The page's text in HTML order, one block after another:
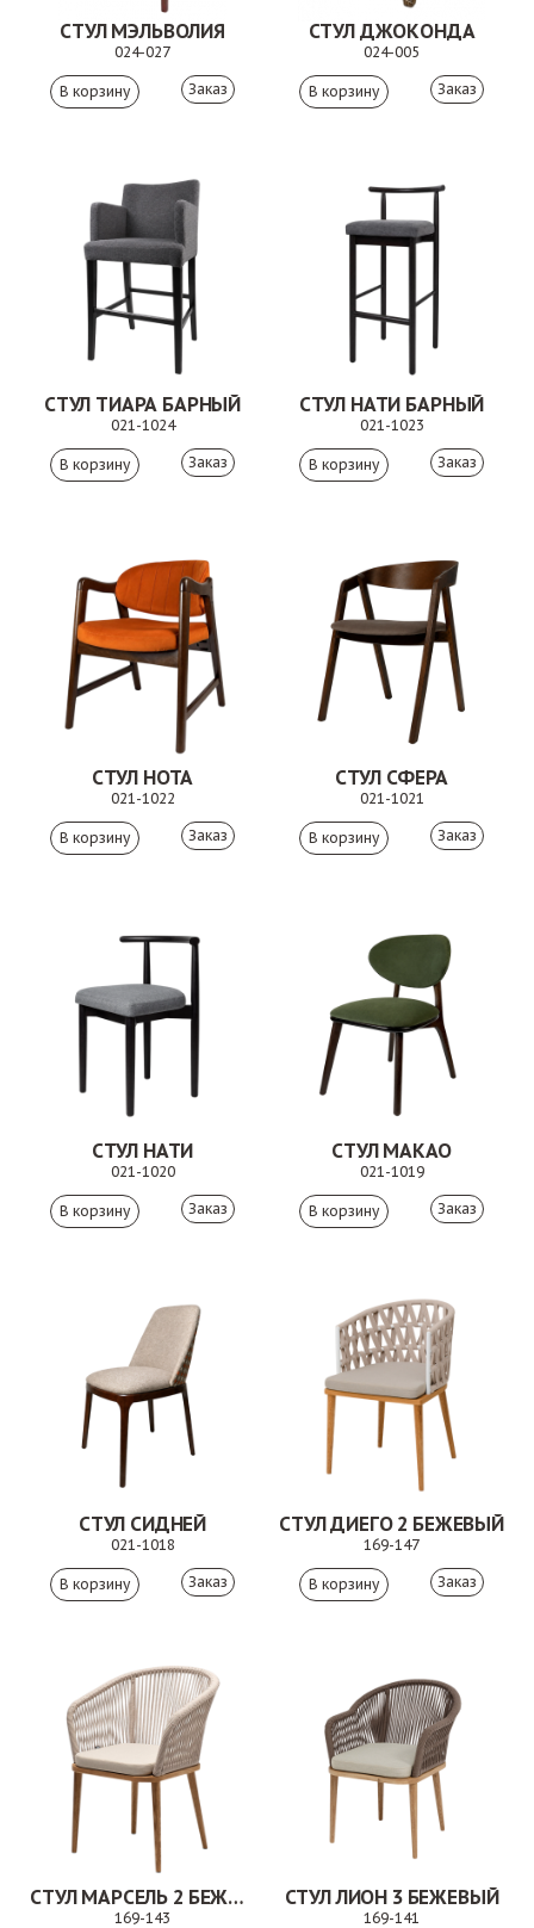
СТУЛ МЭЛЬВОЛИЯ
024-027
Заказ
СТУЛ ДЖОКОНДА
024-005
Заказ
СТУЛ ТИАРА БАРНЫЙ
021-1024
Заказ
СТУЛ НАТИ БАРНЫЙ
021-1023
Заказ
СТУЛ НОТА
021-1022
Заказ
СТУЛ СФЕРА
021-1021
Заказ
СТУЛ НАТИ
021-1020
Заказ
СТУЛ МАКАО
021-1019
Заказ
СТУЛ СИДНЕЙ
021-1018
Заказ
СТУЛ ДИЕГО 2 БЕЖЕВЫЙ
169-147
Заказ
СТУЛ МАРСЕЛЬ 2 БЕЖЕВЫЙ
169-143
СТУЛ ЛИОН 3 БЕЖЕВЫЙ
169-141